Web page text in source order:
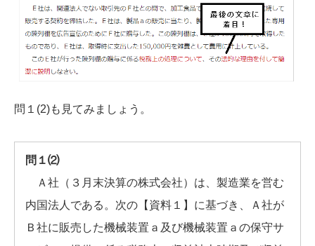
問１(2)も見てみましょう。
問１⑵
Ａ社（３月末決算の株式会社）は、製造業を営む
内国法人である。次の【資料１】に基づき、Ａ社が
Ｂ社に販売した機械装置ａ及び機械装置ａの保守サ